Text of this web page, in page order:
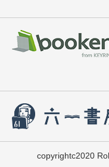
copyrightc2020